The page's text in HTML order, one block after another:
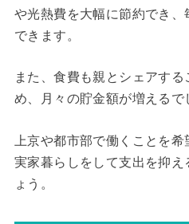
や光熱費を大幅に節約でき
できます。
また、食費も親とシェアす
め、月々の貯金額が増えるで
上京や都市部で働くことを
実家暮らしをして支出を抑
ょう。